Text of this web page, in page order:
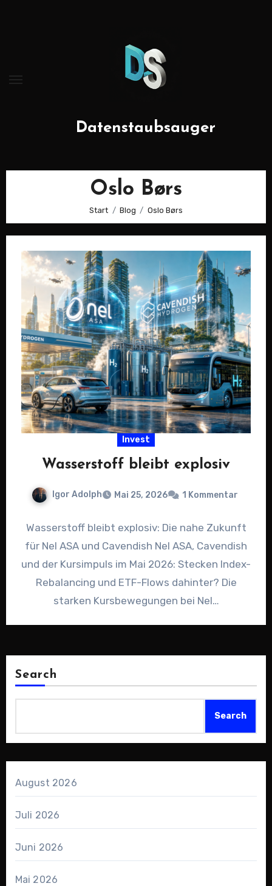
Datenstaubsauger
Oslo Børs
Start Blog Oslo Børs
Invest
Wasserstoff bleibt explosiv
Igor Adolph Mai 25, 2026 1 Kommentar
Wasserstoff bleibt explosiv: Die nahe Zukunft
für Nel ASA und Cavendish Nel ASA, Cavendish
und der Kursimpuls im Mai 2026: Stecken Index-
Rebalancing und ETF-Flows dahinter? Die
starken Kursbewegungen bei Nel…
Search
Search
August 2026
Juli 2026
Juni 2026
Mai 2026